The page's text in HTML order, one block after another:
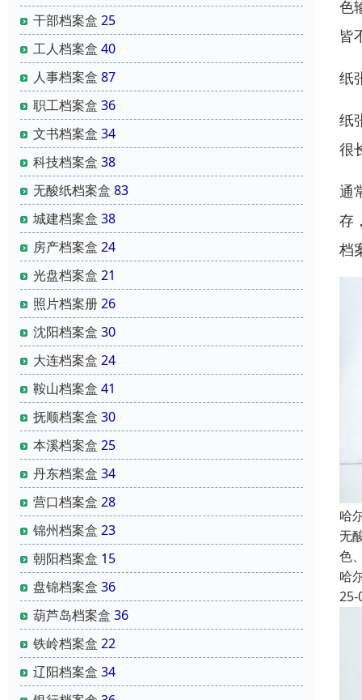
干部档案盒 25
工人档案盒 40
人事档案盒 87
职工档案盒 36
文书档案盒 34
科技档案盒 38
无酸纸档案盒 83
城建档案盒 38
房产档案盒 24
光盘档案盒 21
照片档案册26
沈阳档案盒 30
大连档案盒 24
鞍山档案盒 41
抚顺档案盒 30
本溪档案盒 25
丹东档案盒 34
营口档案盒 28
锦州档案盒 23
朝阳档案盒 15
盘锦档案盒 36
葫芦岛档案盒 36
铁岭档案盒 22
辽阳档案盒 34
色
皆
纸
纸
很
通
存
档
哈
无
色
哈
25-